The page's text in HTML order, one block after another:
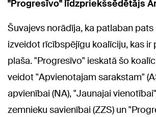
"Progresīvo" līdzpriekšsēdētājs
Šuvajevs norādīja, ka patlaban
izveidot rīcībspējīgu koalīciju, kas ir
plaša. "Progresīvo" ieskatā šo
veidot "Apvienotajam sarakstam"
apvienībai (NA), "Jaunajai
zemnieku savienībai (ZZS) un